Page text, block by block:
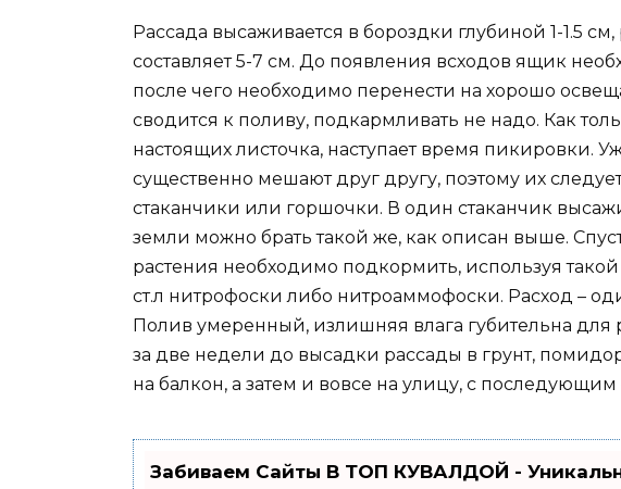
Рассада высаживается в бороздки глубиной 1-1.5
составляет 5-7 см. До появления всходов ящик
после чего необходимо перенести на хорошо
сводится к поливу, подкармливать не надо. Как
настоящих листочка, наступает время пикировки.
существенно мешают друг другу, поэтому их
стаканчики или горшочки. В один стаканчик
земли можно брать такой же, как описан выше.
растения необходимо подкормить, используя такой
ст.л нитрофоски либо нитроаммофоски. Расход –
Полив умеренный, излишняя влага губительна
за две недели до высадки рассады в грунт,
на балкон, а затем и вовсе на улицу, с
Забиваем Сайты В ТОП КУВАЛДОЙ -